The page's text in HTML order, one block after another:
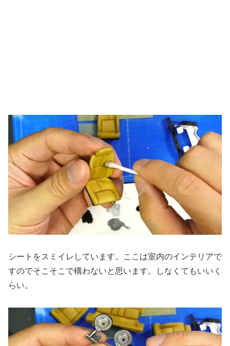
シートをスミイレしています。ここは室内のインテリアで
すのでそこそこで構わないと思います。しなくてもいいく
らい。